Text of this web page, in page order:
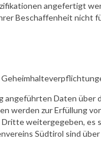
angefertigt
Beschaffenheit nicht
angeführten Daten
werden zur Erfüllung
weitergegeben, es
Südtirol sind